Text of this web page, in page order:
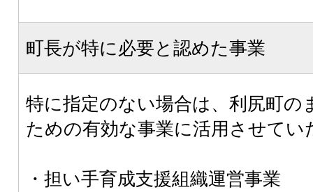
町長が特に必要と認めた事業
特に指定のない場合は、利尻町の
ための有効な事業に活用させてい
・担い手育成支援組織運営事業